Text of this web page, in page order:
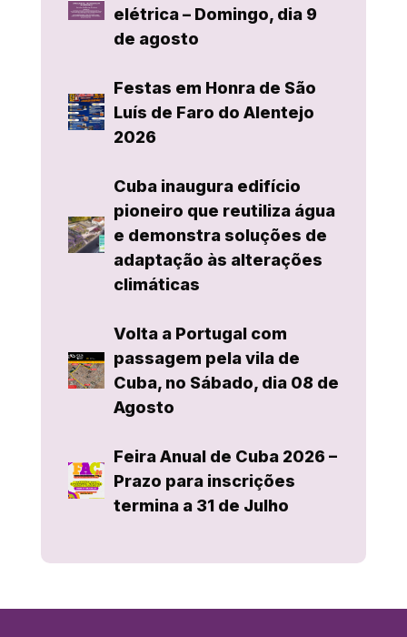
elétrica – Domingo, dia 9
de agosto
Festas em Honra de São
Luís de Faro do Alentejo
2026
Cuba inaugura edifício
pioneiro que reutiliza água
e demonstra soluções de
adaptação às alterações
climáticas
Volta a Portugal com
passagem pela vila de
Cuba, no Sábado, dia 08 de
Agosto
Feira Anual de Cuba 2026 –
Prazo para inscrições
termina a 31 de Julho